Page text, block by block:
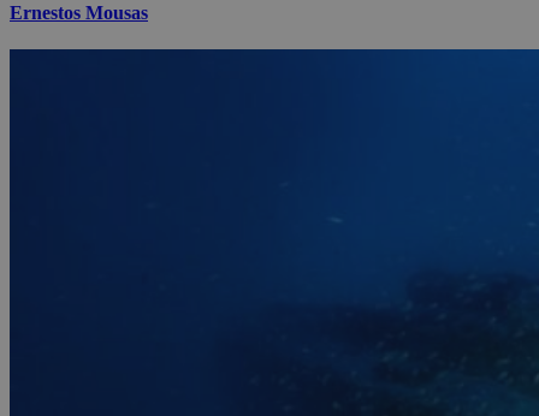
Ernestos Mousas